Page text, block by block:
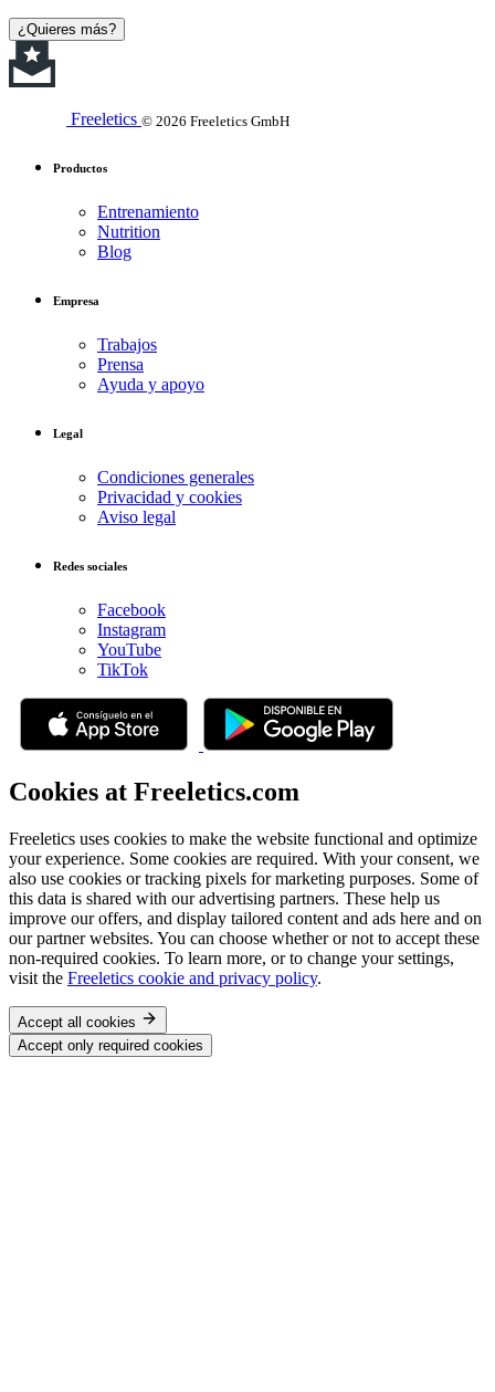
¿Quieres más?
Freeletics © 2026 Freeletics GmbH
Productos
Entrenamiento
Nutrition
Blog
Empresa
Trabajos
Prensa
Ayuda y apoyo
Legal
Condiciones generales
Privacidad y cookies
Aviso legal
Redes sociales
Facebook
Instagram
YouTube
TikTok
Cookies at Freeletics.com
Freeletics uses cookies to make the website functional and optimize
your experience. Some cookies are required. With your consent, we
also use cookies or tracking pixels for marketing purposes. Some of
this data is shared with our advertising partners. These help us
improve our offers, and display tailored content and ads here and on
our partner websites. You can choose whether or not to accept these
non-required cookies. To learn more, or to change your settings,
visit the Freeletics cookie and privacy policy.
Accept all cookies
Accept only required cookies